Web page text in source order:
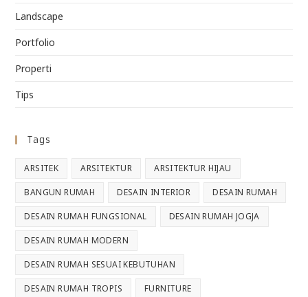
Landscape
Portfolio
Properti
Tips
Tags
ARSITEK ARSITEKTUR ARSITEKTUR HIJAU
BANGUN RUMAH DESAIN INTERIOR DESAIN RUMAH
DESAIN RUMAH FUNGSIONAL DESAIN RUMAH JOGJA
DESAIN RUMAH MODERN
DESAIN RUMAH SESUAI KEBUTUHAN
DESAIN RUMAH TROPIS FURNITURE